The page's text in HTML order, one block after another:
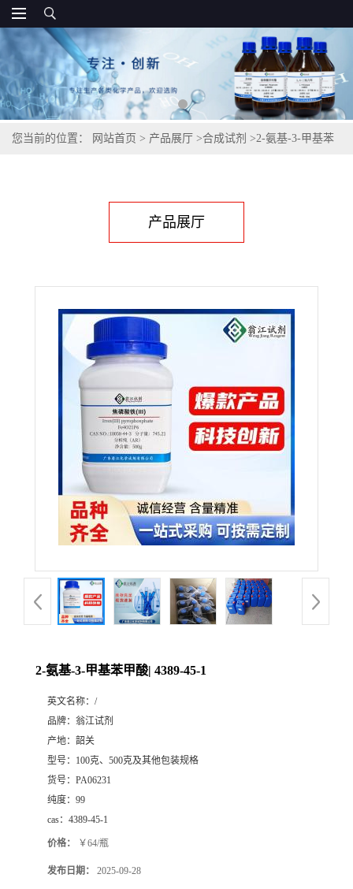
您当前的位置： 网站首页 > 产品展厅 >合成试剂 >2-氨基-3-甲基苯
产品展厅
2-氨基-3-甲基苯甲酸| 4389-45-1
英文名称： /
品牌： 翁江试剂
产地： 韶关
型号： 100克、500克及其他包装规格
货号： PA06231
纯度： 99
cas： 4389-45-1
价格： ￥64/瓶
发布日期： 2025-09-28